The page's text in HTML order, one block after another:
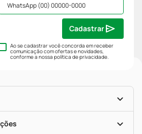
Ao se cadastrar você concorda em receber
comunicação com ofertas e novidades,
conforme a nossapolítica de privacidade.
Cadastrar